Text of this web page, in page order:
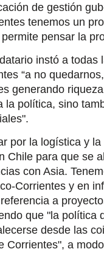
de gestión
tenemos un
pensar la
instó a todas
“a no
generando
la política, sino
por la logística y
Chile para que se
con Asia.
Corrientes y en
a
que "la política
desde las
Corrientes", a